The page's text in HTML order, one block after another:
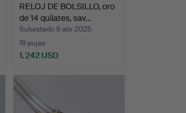
RELOJ DE BOLSILLO, oro
de 14 quilates, sav…
Subastado 9 abr 2025
19 pujas
1.242 USD